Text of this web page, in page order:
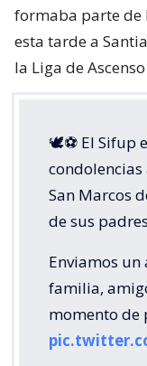
formaba parte de
esta tarde a
la Liga de
🕊️⚽ El Sifup
San Marcos
de sus
Enviamos un
familia,
momento